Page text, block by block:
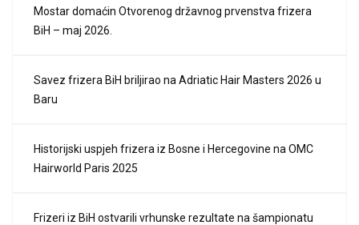
Mostar domaćin Otvorenog državnog prvenstva frizera
BiH – maj 2026.
Savez frizera BiH briljirao na Adriatic Hair Masters 2026 u
Baru
Historijski uspjeh frizera iz Bosne i Hercegovine na OMC
Hairworld Paris 2025
Frizeri iz BiH ostvarili vrhunske rezultate na šampionatu